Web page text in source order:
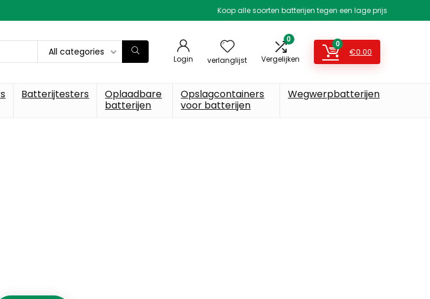
Koop alle soorten batterijen tegen een lage prijs
All categories
Login verlanglijst
0
Vergelijken
0
€0.00
Batterijtesters
Oplaadbare
batterijen
Opslagcontainers
voor batterijen
Wegwerpbatterijen